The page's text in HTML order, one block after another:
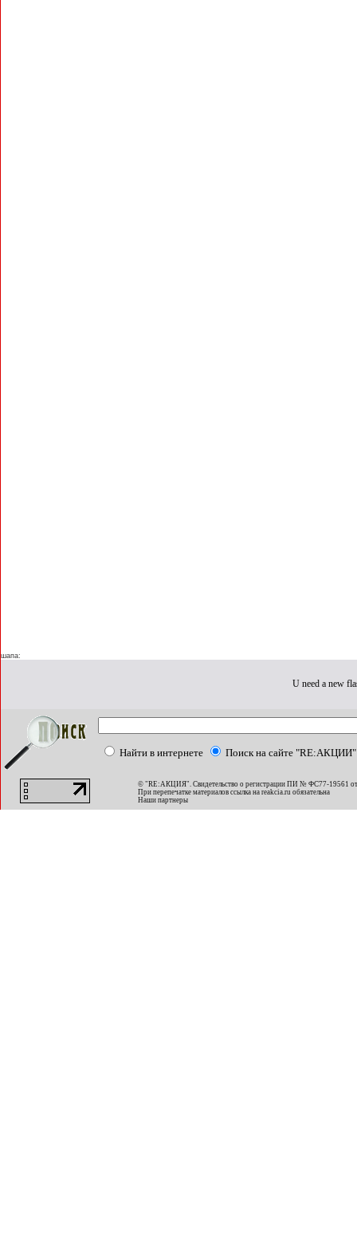
шапа:
U need a new
Найти в интернете Поиск на сайте "RE:АКЦИИ"
© "RE:АКЦИЯ". Свидетельство о регистрации ПИ № ФС77-19561
При перепечатке материалов ссылка на reakcia.ru обязательна
Наши партнеры